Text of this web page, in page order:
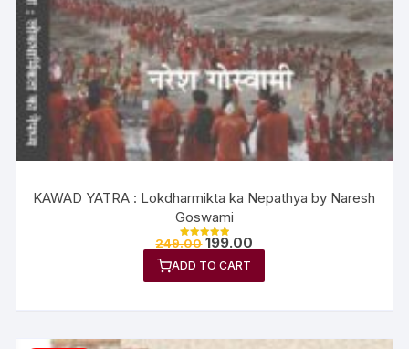
KAWAD YATRA : Lokdharmikta ka Nepathya by Naresh
Goswami
Rated
out of 5
249.00 199.00
ADD TO CART